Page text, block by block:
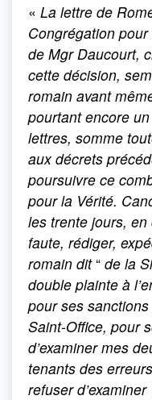
« La lettre de
Congrégation
de Mgr Daucourt,
cette décision,
romain avant
pourtant encore
lettres, somme
aux décrets
poursuivre ce
pour la Vérité.
les trente jours,
faute, rédiger,
romain dit“ de la
double plainte à
pour ses
Saint-Office, pour
d’examiner mes
tenants des
refuser d’examiner